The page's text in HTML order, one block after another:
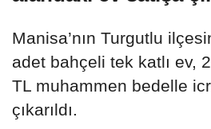
Manisa’nın Turgutlu
adet bahçeli tek katlı ev,
TL muhammen bedelle
çıkarıldı.